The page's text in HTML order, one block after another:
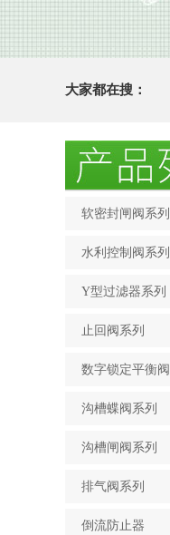
大家都在搜：
软密封闸阀系列
水利控制阀系列
Y型过滤器系列
止回阀系列
数字锁定平衡
沟槽蝶阀系列
沟槽闸阀系列
排气阀系列
倒流防止器